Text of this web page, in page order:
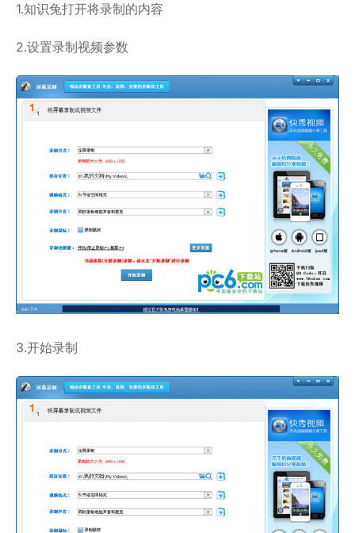
1.知识兔打开将录制的内容
2.设置录制视频参数
3.开始录制